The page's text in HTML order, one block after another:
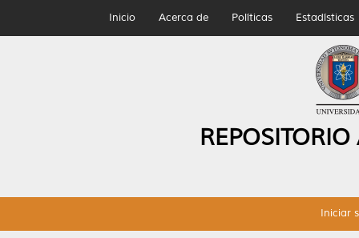
Inicio Acerca de Políticas Estadísticas
Iniciar